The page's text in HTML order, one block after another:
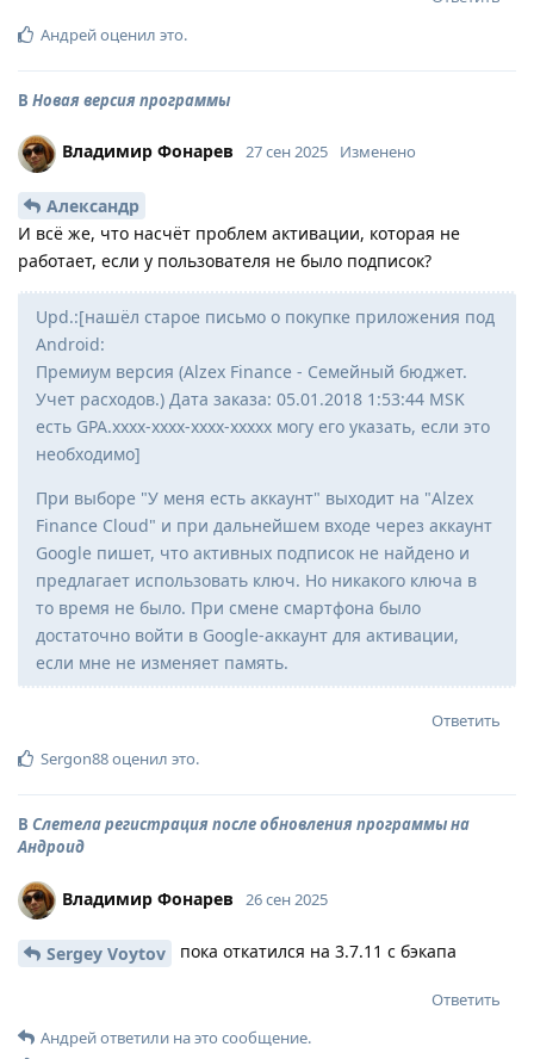
Андрейоценил это.
В Новая версия программы
Владимир Фонарев 27 сен 2025 Изменено
Александр
И всё же, что насчёт проблем активации, которая не
работает, если у пользователя не было подписок?
Upd.:[нашёл старое письмо о покупке приложения под
Android:
Премиум версия (Alzex Finance - Семейный бюджет.
Учет расходов.) Дата заказа: 05.01.2018 1:53:44 MSK
есть GPA.xxxx-xxxx-xxxx-xxxxx могу его указать, если это
необходимо]
При выборе "У меня есть аккаунт" выходит на "Alzex
Finance Cloud" и при дальнейшем входе через аккаунт
Google пишет, что активных подписок не найдено и
предлагает использовать ключ. Но никакого ключа в
то время не было. При смене смартфона было
достаточно войти в Google-аккаунт для активации,
если мне не изменяет память.
Ответить
Sergon88оценил это.
В Слетела регистрация после обновления программы на
Андроид
Владимир Фонарев 26 сен 2025
Sergey Voytov пока откатился на 3.7.11 с бэкапа
Ответить
Андрейответили на это сообщение.